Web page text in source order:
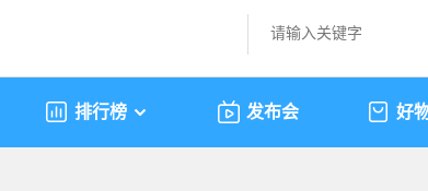
排行榜 发布会 好